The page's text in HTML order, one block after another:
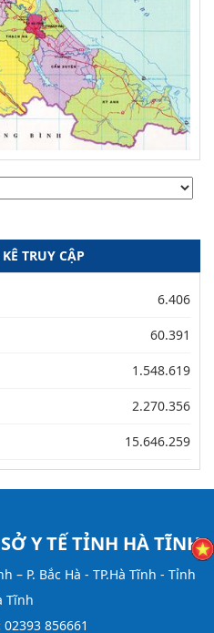
TRUY CẬP
6.406
60.391
1.548.619
2.270.356
15.646.259
SỞ Y TẾ TỈNH HÀ TĨNH
– P. Bắc Hà - TP.Hà Tĩnh - Tỉnh
Tĩnh
02393 856661